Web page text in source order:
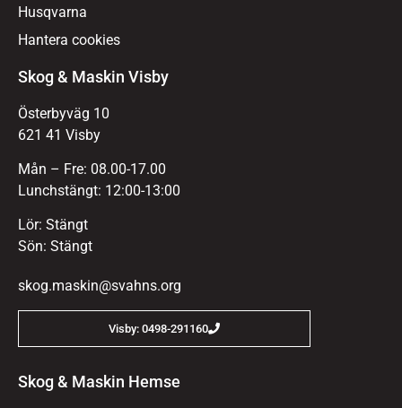
Husqvarna
Hantera cookies
Skog & Maskin Visby
Österbyväg 10
621 41 Visby
Mån – Fre: 08.00-17.00
Lunchstängt: 12:00-13:00
Lör: Stängt
Sön: Stängt
skog.maskin@svahns.org
Visby: 0498-291160
Skog & Maskin Hemse